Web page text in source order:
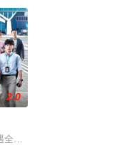
的幸
得律師高哲行（郭晉安飾）在
客體驗總經理楊尚偉與夥伴
2.0
球系統故障而出現混亂，客